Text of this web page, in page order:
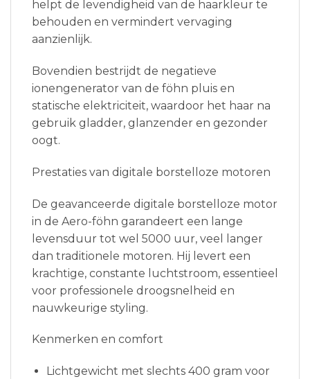
helpt de levendigheid van de haarkleur te
behouden en vermindert vervaging
aanzienlijk.
Bovendien bestrijdt de negatieve
ionengenerator van de föhn pluis en
statische elektriciteit, waardoor het haar na
gebruik gladder, glanzender en gezonder
oogt.
Prestaties van digitale borstelloze motoren
De geavanceerde digitale borstelloze motor
in de Aero-föhn garandeert een lange
levensduur tot wel 5000 uur, veel langer
dan traditionele motoren. Hij levert een
krachtige, constante luchtstroom, essentieel
voor professionele droogsnelheid en
nauwkeurige styling.
Kenmerken en comfort
Lichtgewicht met slechts 400 gram voor